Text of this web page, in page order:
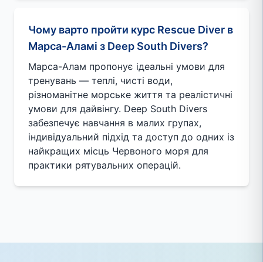
Чому варто пройти курс Rescue Diver в
Марса-Аламі з Deep South Divers?
Марса-Алам пропонує ідеальні умови для
тренувань — теплі, чисті води,
різноманітне морське життя та реалістичні
умови для дайвінгу. Deep South Divers
забезпечує навчання в малих групах,
індивідуальний підхід та доступ до одних із
найкращих місць Червоного моря для
практики рятувальних операцій.